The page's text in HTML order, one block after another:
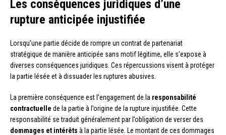
Les conséquences juridiques d’une
rupture anticipée injustifiée
Lorsqu’une partie décide de rompre un contrat de partenariat
stratégique de manière anticipée sans motif légitime, elle s’expose à
diverses conséquences juridiques. Ces répercussions visent à protéger
la partie lésée et à dissuader les ruptures abusives.
La première conséquence est l’engagement de la responsabilité
contractuelle de la partie à l’origine de la rupture injustifiée. Cette
responsabilité se traduit généralement par l’obligation de verser des
dommages et intérêts à la partie lésée. Le montant de ces dommages